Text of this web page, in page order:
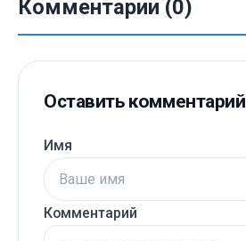
Комментарии (0)
Оставить комментарий
Имя
Комментарий